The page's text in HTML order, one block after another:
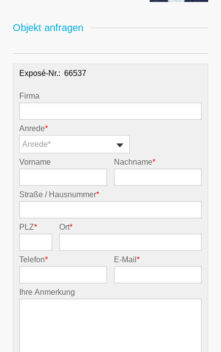
Objekt anfragen
Exposé-Nr.:
Firma
Anrede*
Anrede*
Vorname Nachname*
Straße / Hausnummer*
PLZ* Ort*
Telefon* E-Mail*
Ihre Anmerkung